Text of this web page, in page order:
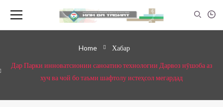
Home Хабар
Дар Парки инноватсионии саноатию технологии Дарвоз нӯшоба аз
хуч ва чой бо таъми шафтолу истеҳсол мегардад